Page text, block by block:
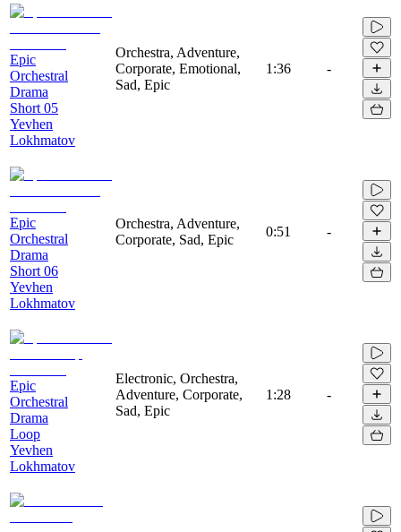
Epic
Orchestral
Drama
Short 05
Yevhen
Lokhmatov
Orchestra, Adventure,
Corporate, Emotional,
Sad, Epic
1:36 -
Epic
Orchestral
Drama
Short 06
Yevhen
Lokhmatov
Orchestra, Adventure,
Corporate, Sad, Epic
0:51 -
Epic
Orchestral
Drama
Loop
Yevhen
Lokhmatov
Electronic, Orchestra,
Adventure, Corporate,
Sad, Epic
1:28 -